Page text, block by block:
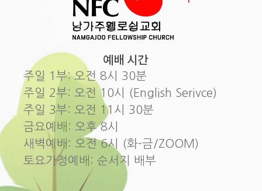
예배 시간
주일 1부: 오전 8시 30분
주일 2부: 오전 10시 (English Serivce)
주일 3부: 오전 11시 30분
금요예배: 오후 8시
새벽예배: 오전 6시 (화-금/ZOOM)
토요가정예배: 순서지 배부